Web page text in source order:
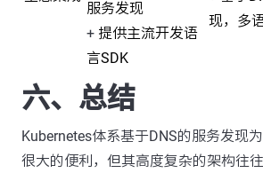
服务发现
+ 提供主流开发语
言SDK
现，多
六、总结
Kubernetes体系基于DNS的服务发现
很大的便利，但其高度复杂的架构往